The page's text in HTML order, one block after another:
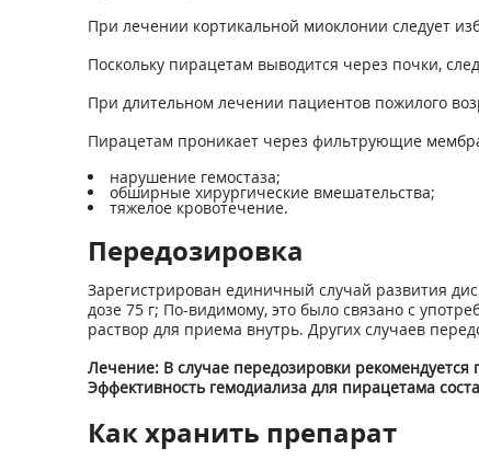
При лечении кортикальной миоклонии следует
Поскольку пирацетам выводится через почки,
При длительном лечении пациентов пожилого
Пирацетам проникает через фильтрующие
нарушение гемостаза;
обширные хирургические вмешательства;
тяжелое кровотечение.
Передозировка
Зарегистрирован единичный случай развития
дозе 75 г; По-видимому, это было связано с
раствор для приема внутрь. Других случаев
Лечение: В случае передозировки
Эффективность гемодиализа для пирацетама
Как хранить препарат